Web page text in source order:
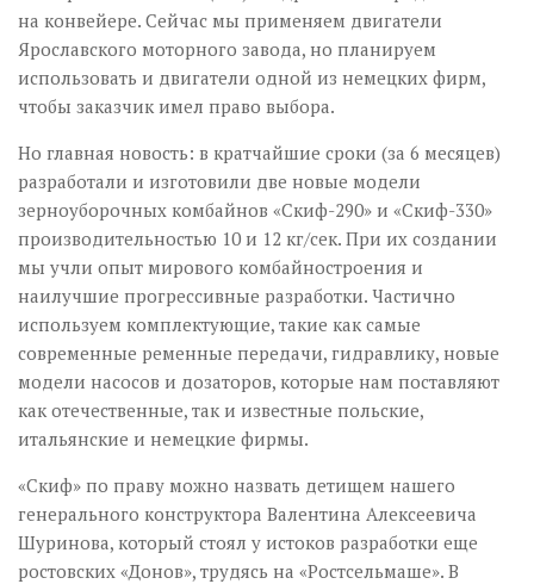
на конвейере. Сейчас мы применяем двигатели
Ярославского моторного завода, но планируем
использовать и двигатели одной из немецких фирм,
чтобы заказчик имел право выбора.
Но главная новость: в кратчайшие сроки (за 6 месяцев)
разработали и изготовили две новые модели
зерноуборочных комбайнов «Скиф-290» и «Скиф-330»
производительностью 10 и 12 кг/сек. При их создании
мы учли опыт мирового комбайностроения и
наилучшие прогрессивные разработки. Частично
используем комплектующие, такие как самые
современные ременные передачи, гидравлику, новые
модели насосов и дозаторов, которые нам поставляют
как отечественные, так и известные польские,
итальянские и немецкие фирмы.
«Скиф» по праву можно назвать детищем нашего
генерального конструктора Валентина Алексеевича
Шуринова, который стоял у истоков разработки еще
ростовских «Донов», трудясь на «Ростсельмаше». В